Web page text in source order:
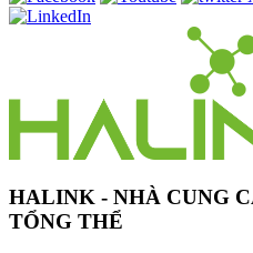
HALINK - NHÀ CUNG
TỔNG THỂ